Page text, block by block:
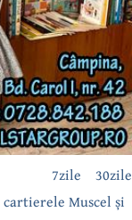
30zile
7zile
Muscel și